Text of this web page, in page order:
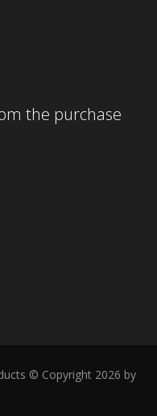
the purchase
© Copyright 2026 by